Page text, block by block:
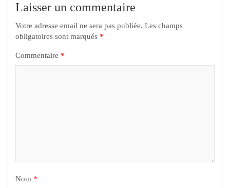
Laisser un commentaire
Votre adresse email ne sera pas publiée. Les champs
obligatoires sont marqués *
Commentaire *
Nom *